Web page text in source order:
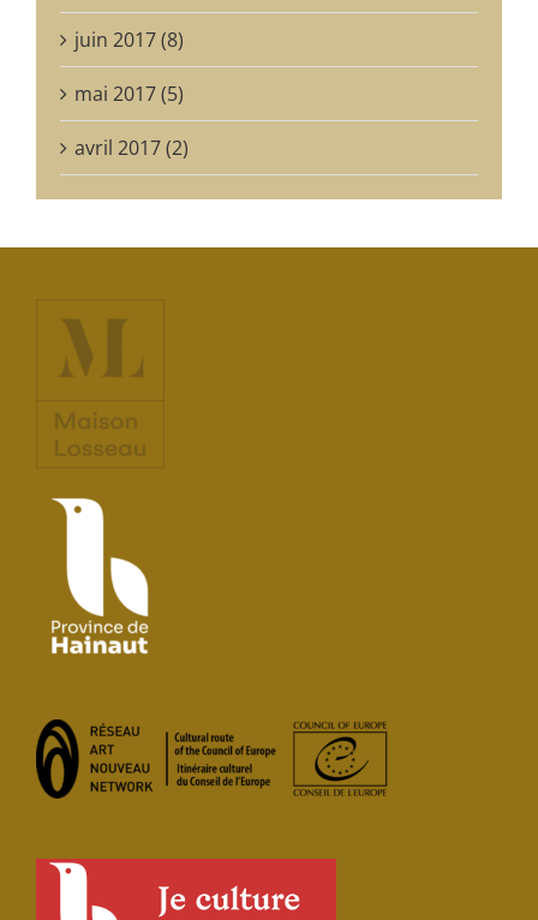
juin 2017 (8)
mai 2017 (5)
avril 2017 (2)